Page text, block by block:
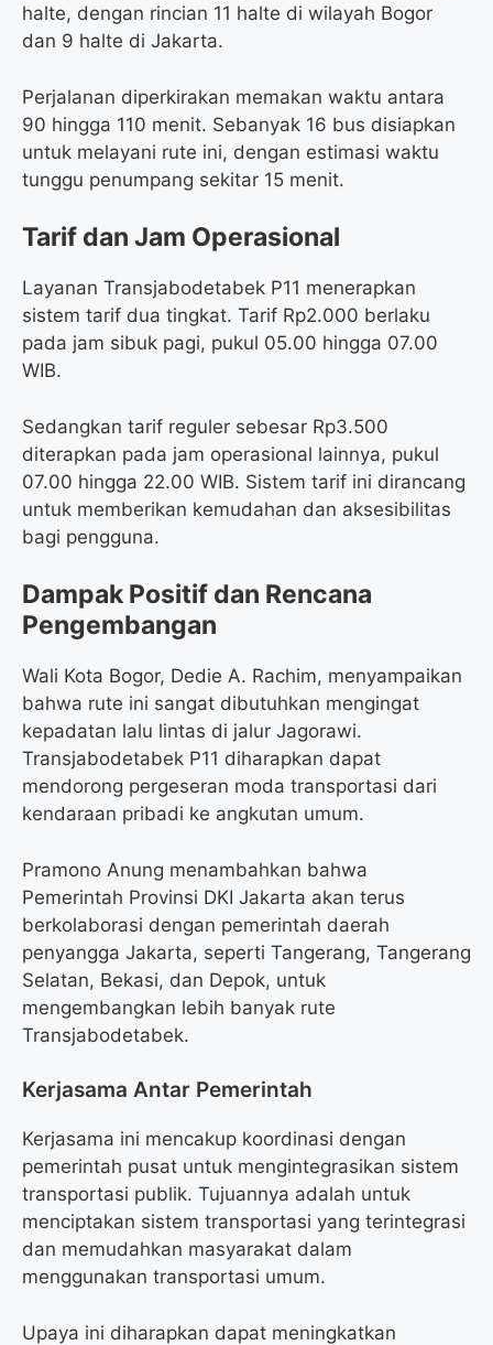
halte, dengan rincian 11 halte di wilayah Bogor
dan 9 halte di Jakarta.
Perjalanan diperkirakan memakan waktu antara
90 hingga 110 menit. Sebanyak 16 bus disiapkan
untuk melayani rute ini, dengan estimasi waktu
tunggu penumpang sekitar 15 menit.
Tarif dan Jam Operasional
Layanan Transjabodetabek P11 menerapkan
sistem tarif dua tingkat. Tarif Rp2.000 berlaku
pada jam sibuk pagi, pukul 05.00 hingga 07.00
WIB.
Sedangkan tarif reguler sebesar Rp3.500
diterapkan pada jam operasional lainnya, pukul
07.00 hingga 22.00 WIB. Sistem tarif ini dirancang
untuk memberikan kemudahan dan aksesibilitas
bagi pengguna.
Dampak Positif dan Rencana
Pengembangan
Wali Kota Bogor, Dedie A. Rachim, menyampaikan
bahwa rute ini sangat dibutuhkan mengingat
kepadatan lalu lintas di jalur Jagorawi.
Transjabodetabek P11 diharapkan dapat
mendorong pergeseran moda transportasi dari
kendaraan pribadi ke angkutan umum.
Pramono Anung menambahkan bahwa
Pemerintah Provinsi DKI Jakarta akan terus
berkolaborasi dengan pemerintah daerah
penyangga Jakarta, seperti Tangerang, Tangerang
Selatan, Bekasi, dan Depok, untuk
mengembangkan lebih banyak rute
Transjabodetabek.
Kerjasama Antar Pemerintah
Kerjasama ini mencakup koordinasi dengan
pemerintah pusat untuk mengintegrasikan sistem
transportasi publik. Tujuannya adalah untuk
menciptakan sistem transportasi yang terintegrasi
dan memudahkan masyarakat dalam
menggunakan transportasi umum.
Upaya ini diharapkan dapat meningkatkan